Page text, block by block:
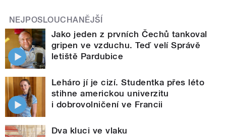
NEJPOSLOUCHANĚJŠÍ
Jako jeden z prvních Čechů tankoval
gripen ve vzduchu. Teď velí Správě
letiště Pardubice
Leháro jí je cizí. Studentka přes léto
stihne americkou univerzitu
i dobrovolničení ve Francii
Dva kluci ve vlaku